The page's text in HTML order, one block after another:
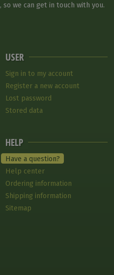
, so we can get in touch with you.
USER
Sign in to my account
Register a new account
Lost password
Stored data
HELP
Have a question?
Help center
Ordering information
Shipping information
Sitemap